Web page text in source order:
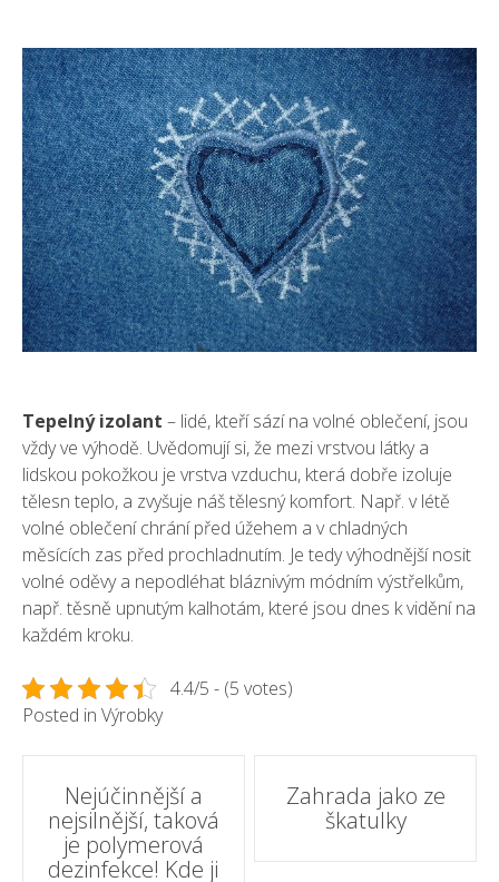
Tepelný izolant – lidé, kteří sází na volné oblečení, jsou
vždy ve výhodě. Uvědomují si, že mezi vrstvou látky a
lidskou pokožkou je vrstva vzduchu, která dobře izoluje
tělesn teplo, a zvyšuje náš tělesný komfort. Např. v létě
volné oblečení chrání před úžehem a v chladných
měsících zas před prochladnutím. Je tedy výhodnější nosit
volné oděvy a nepodléhat bláznivým módním výstřelkům,
např. těsně upnutým kalhotám, které jsou dnes k vidění na
každém kroku.
4.4/5 - (5 votes)
Posted in Výrobky
Post
navigation
Nejúčinnější a
nejsilnější, taková
je polymerová
dezinfekce! Kde ji
Zahrada jako ze
škatulky